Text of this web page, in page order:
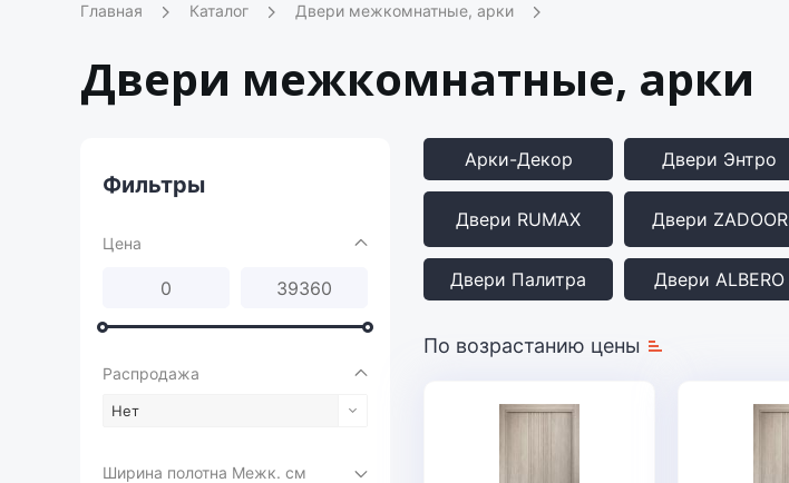
Главная Каталог Двери межкомнатные, арки
Двери межкомнатные, арки
Фильтры
Цена
Распродажа
Нет
Ширина полотна Межк. см
Арки-Декор Двери Энтро
Двери RUMAX Двери ZADOOR
Двери Палитра Двери ALBERO
По возрастанию цены